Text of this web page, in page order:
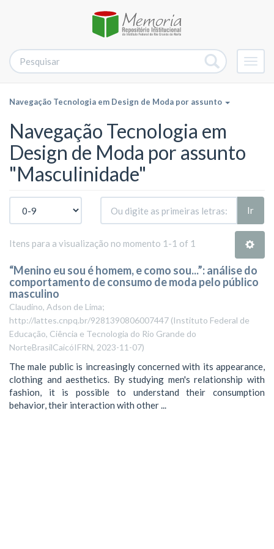
Navegação Tecnologia em Design de Moda por assunto
Navegação Tecnologia em
Design de Moda por assunto
"Masculinidade"
Ir
Itens para a visualização no momento 1-1 of 1
“Menino eu sou é homem, e como sou...”: análise do
comportamento de consumo de moda pelo público
masculino
Claudino, Adson de Lima;
http://lattes.cnpq.br/9281390806007447 (Instituto Federal de
Educação, Ciência e Tecnologia do Rio Grande do
NorteBrasilCaicóIFRN, 2023-11-07)
The male public is increasingly concerned with its appearance,
clothing and aesthetics. By studying men's relationship with
fashion, it is possible to understand their consumption
behavior, their interaction with other ...